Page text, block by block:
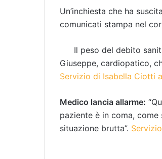
Un’inchiesta che ha
comunicati stampa nel
Il peso del debito
Giuseppe, cardiopatico,
Servizio di Isabella Ciotti a
Medico lancia allarme:
paziente è in coma, come
situazione brutta”.